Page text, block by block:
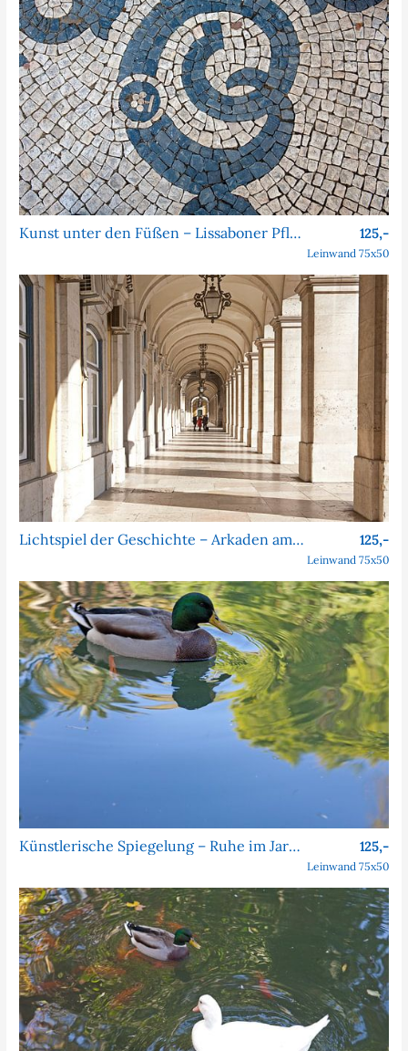
Kunst unter den Füßen – Lissaboner Pflastersteine 125,-
Leinwand 75x50
Lichtspiel der Geschichte – Arkaden am Praça do Comércio 125,-
Leinwand 75x50
Künstlerische Spiegelung – Ruhe im Jardim da Estrela 125,-
Leinwand 75x50